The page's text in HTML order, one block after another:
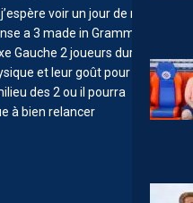
voir un jour de mes
a 3 made in Grammont.
Gauche 2 joueurs durs au
et leur goût pour les
des 2 ou il pourra
à bien relancer